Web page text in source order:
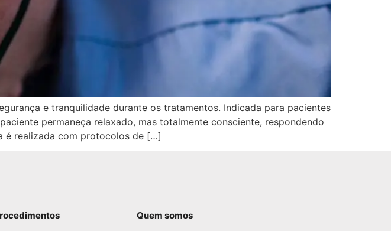
e tranquilidade durante os tratamentos. Indicada para pacientes
permaneça relaxado, mas totalmente consciente, respondendo
é realizada com protocolos de […]
Quem somos